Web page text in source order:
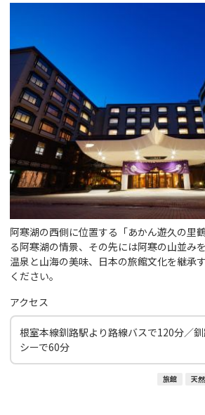
阿寒湖の西側に位置する「あかん遊久の里
る阿寒湖の情景、その先には阿寒の山並み
温泉と山海の美味、日本の旅館文化を継承
ください。
アクセス
根室本線釧路駅より路線バスで120分／
シーで60分
旅館 天